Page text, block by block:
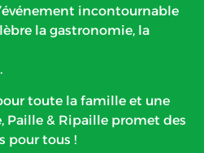
incontournable
la gastronomie, la
toute la famille et une
Paille & Ripaille promet des
pour tous !